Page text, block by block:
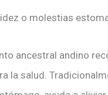
o molestias
ancestral andino
la salud.